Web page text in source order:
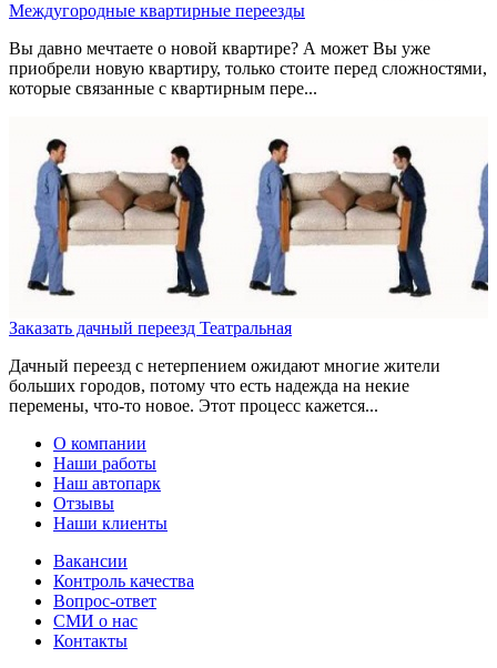
Междугородные квартирные переезды
Вы давно мечтаете о новой квартире? А может Вы уже
приобрели новую квартиру, только стоите перед сложностями,
которые связанные с квартирным пере...
Заказать дачный переезд Театральная
Дачный переезд с нетерпением ожидают многие жители
больших городов, потому что есть надежда на некие
перемены, что-то новое. Этот процесс кажется...
О компании
Наши работы
Наш автопарк
Отзывы
Наши клиенты
Вакансии
Контроль качества
Вопрос-ответ
СМИ о нас
Контакты